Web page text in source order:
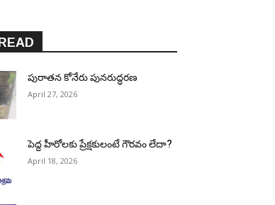
పురాత‌న కోనేరు పున‌రుద్ధ‌ర‌ణ
April 27, 2026
పెద్ద హీరోల‌కు ప్రేక్ష‌కులంటే గౌర‌వం లేదా?
April 18, 2026